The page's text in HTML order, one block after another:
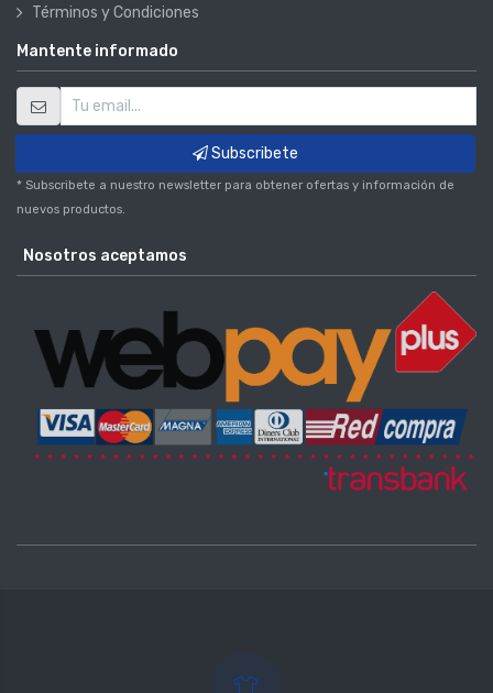
Términos y Condiciones
Mantente informado
Subscribete
* Subscribete a nuestro newsletter para obtener ofertas y información de
nuevos productos.
Nosotros aceptamos